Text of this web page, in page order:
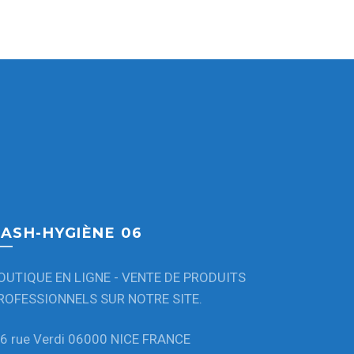
HYGIÈNE 06
EN LIGNE - VENTE DE PRODUITS
SUR NOTRE SITE.
rue Verdi 06000 NICE FRANCE